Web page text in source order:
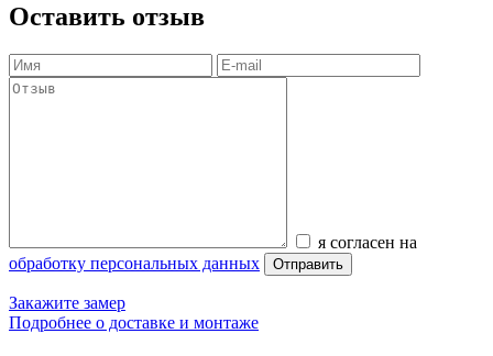
Оставить отзыв
я согласен на
обработку персональных данных
Отправить
Закажите замер
Подробнее о доставке и монтаже